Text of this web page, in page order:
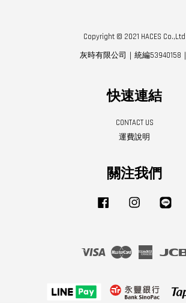
Copyright © 2021 HACES Co.,Ltd
灰時有限公司｜統編53940158｜
快速連結
CONTACT US
運費說明
關注我們
Facebook Instagram
Visa Master
American